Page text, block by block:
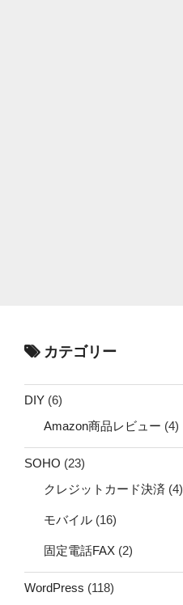
カテゴリー
DIY (6)
Amazon商品レビュー (4)
SOHO (23)
クレジットカード決済 (4)
モバイル (16)
固定電話FAX (2)
WordPress (118)